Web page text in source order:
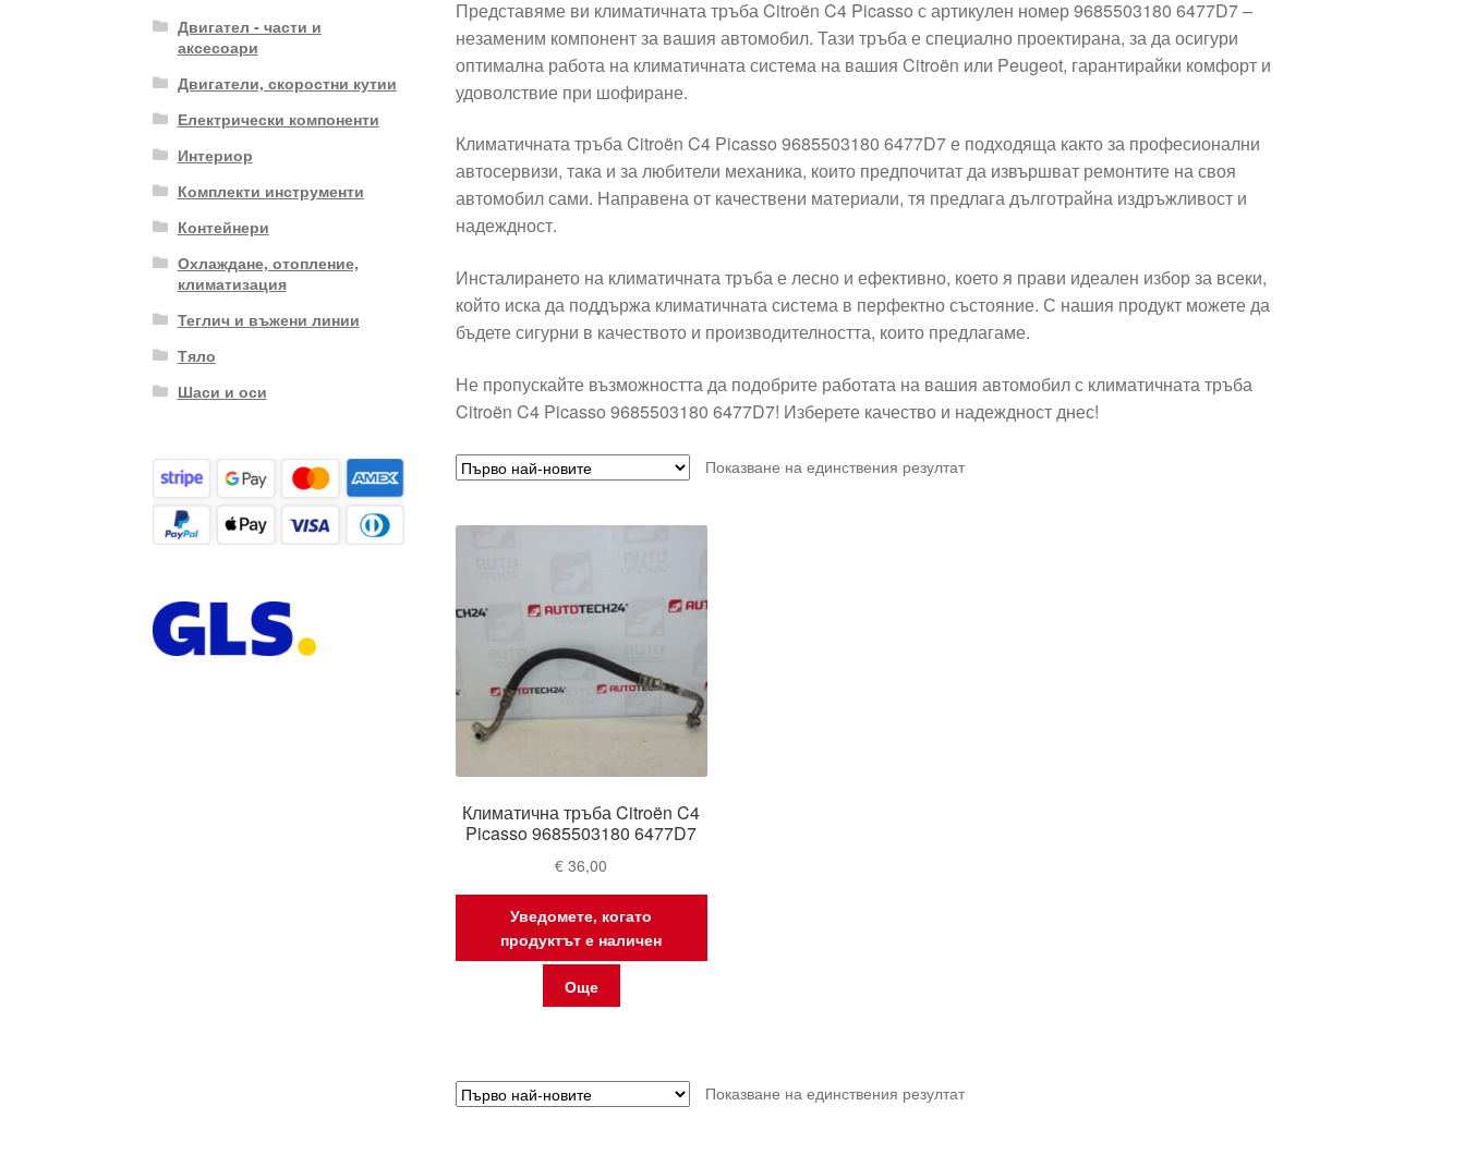
Представяме ви климатичната тръба Citroën C4 Picasso с артикулен номер 9685503180 6477D7 –
незаменим компонент за вашия автомобил. Тази тръба е специално проектирана, за да осигури
оптимална работа на климатичната система на вашия Citroën или Peugeot, гарантирайки комфорт и
удоволствие при шофиране.
Климатичната тръба Citroën C4 Picasso 9685503180 6477D7 е подходяща както за професионални
автосервизи, така и за любители механика, които предпочитат да извършват ремонтите на своя
автомобил сами. Направена от качествени материали, тя предлага дълготрайна издръжливост и
надеждност.
Инсталирането на климатичната тръба е лесно и ефективно, което я прави идеален избор за всеки,
който иска да поддържа климатичната система в перфектно състояние. С нашия продукт можете да
бъдете сигурни в качеството и производителността, които предлагаме.
Не пропускайте възможността да подобрите работата на вашия автомобил с климатичната тръба
Citroën C4 Picasso 9685503180 6477D7! Изберете качество и надеждност днес!
Показване на единствения резултат
Климатична тръба Citroën C4
Picasso 9685503180 6477D7
€ 36,00
Уведомете, когато
продуктът е наличен
Още
Показване на единствения резултат
Двигател - части и
аксесоари
Двигатели, скоростни кутии
Електрически компоненти
Интериор
Комплекти инструменти
Контейнери
Охлаждане, отопление,
климатизация
Теглич и въжени линии
Тяло
Шаси и оси